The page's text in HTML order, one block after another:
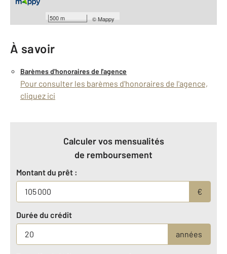
500 m ©Mappy
Viabilité
À savoir
Barèmes d'honoraires de l'agence
Pour consulter les barèmes d'honoraires de l'agence,
cliquez ici
Calculer vos mensualités
de remboursement
Montant du prêt :
€
Durée du crédit
années